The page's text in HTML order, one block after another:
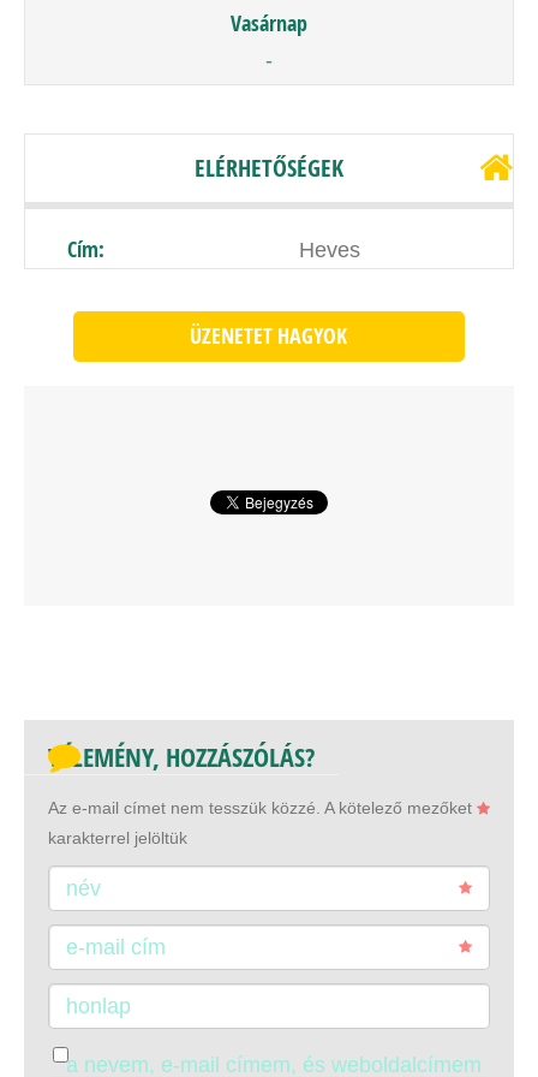
Vasárnap
-
ELÉRHETŐSÉGEK
Cím: Heves
ÜZENETET HAGYOK
VÉLEMÉNY, HOZZÁSZÓLÁS?
Az e-mail címet nem tesszük közzé. A kötelező mezőket
karakterrel jelöltük
név
e-mail cím
honlap
a nevem, e-mail címem, és weboldalcímem